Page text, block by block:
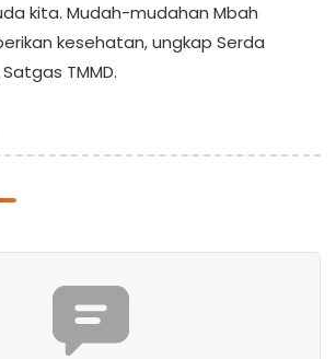
kita. Mudah-mudahan Mbah
kesehatan, ungkap Serda
TMMD.